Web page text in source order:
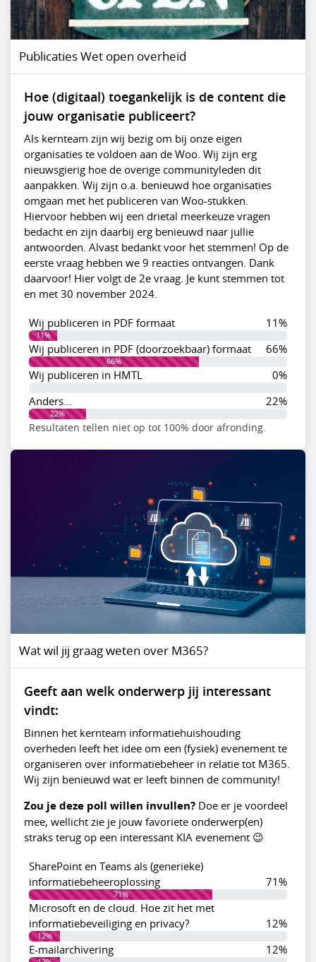
Publicaties Wet open overheid
Hoe (digitaal) toegankelijk is de content die
jouw organisatie publiceert?
Als kernteam zijn wij bezig om bij onze eigen
organisaties te voldoen aan de Woo. Wij zijn erg
nieuwsgierig hoe de overige communityleden dit
aanpakken. Wij zijn o.a. benieuwd hoe organisaties
omgaan met het publiceren van Woo-stukken.
Hiervoor hebben wij een drietal meerkeuze vragen
bedacht en zijn daarbij erg benieuwd naar jullie
antwoorden. Alvast bedankt voor het stemmen! Op de
eerste vraag hebben we 9 reacties ontvangen. Dank
daarvoor! Hier volgt de 2e vraag. Je kunt stemmen tot
en met 30 november 2024.
Wij publiceren in PDF formaat 11%
11%
Wij publiceren in PDF (doorzoekbaar) formaat 66%
66%
Wij publiceren in HMTL 0%
Anders... 22%
22%
Resultaten tellen niet op tot 100% door afronding.
Wat wil jij graag weten over M365?
Geeft aan welk onderwerp jij interessant
vindt:
Binnen het kernteam informatiehuishouding
overheden leeft het idee om een (fysiek) evenement te
organiseren over informatiebeheer in relatie tot M365.
Wij zijn benieuwd wat er leeft binnen de community!
Zou je deze poll willen invullen?Doe er je voordeel
mee, wellicht zie je jouw favoriete onderwerp(en)
straks terug op een interessant KIA evenement 😉
SharePoint en Teams als (generieke)
informatiebeheeroplossing
71%
71%
Microsoft en de cloud. Hoe zit het met
informatiebeveiliging en privacy?
12%
12%
E-mailarchivering 12%